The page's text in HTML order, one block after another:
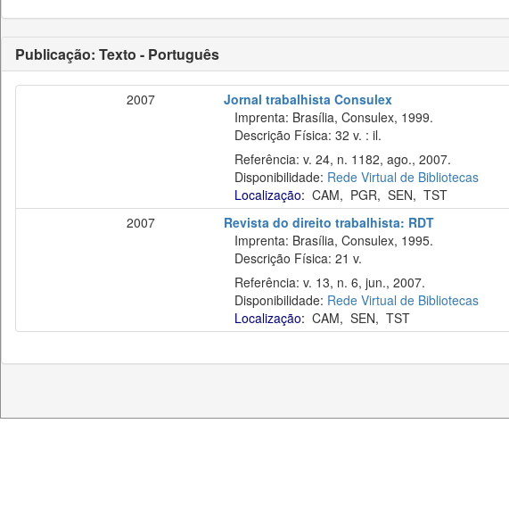
Publicação: Texto - Português
2007
Jornal trabalhista Consulex
Imprenta: Brasília, Consulex, 1999.
Descrição Física: 32 v. : il.
Referência: v. 24, n. 1182, ago., 2007.
Disponibilidade: Rede Virtual de Bibliotecas
Localização: CAM, PGR, SEN, TST
2007
Revista do direito trabalhista: RDT
Imprenta: Brasília, Consulex, 1995.
Descrição Física: 21 v.
Referência: v. 13, n. 6, jun., 2007.
Disponibilidade: Rede Virtual de Bibliotecas
Localização: CAM, SEN, TST